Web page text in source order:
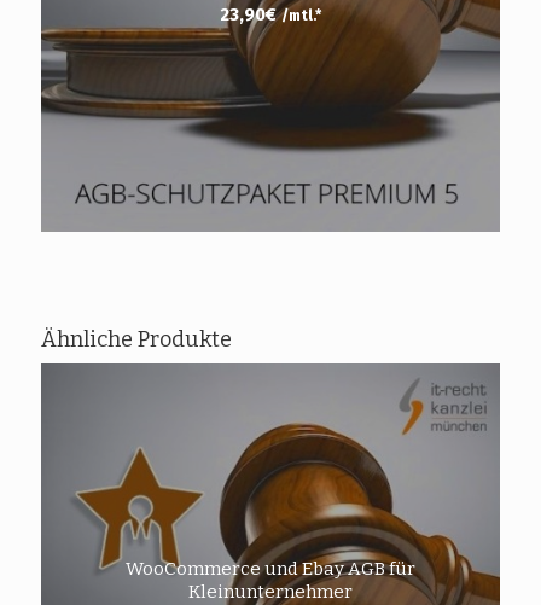
23,90€ /mtl.*
Ähnliche Produkte
WooCommerce und Ebay AGB für
Kleinunternehmer